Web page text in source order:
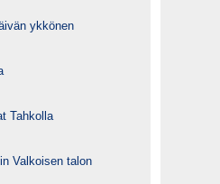
ykkönen
Tahkolla
Valkoisen talon